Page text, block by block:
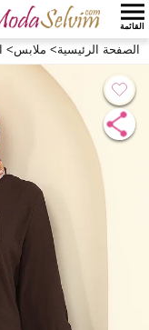
القائمة
الصفحة الرئيسية> ملابس>